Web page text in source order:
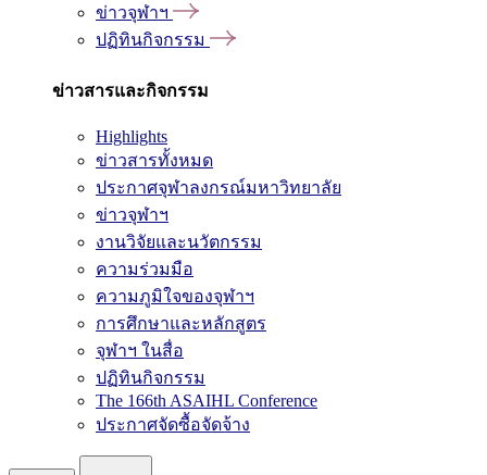
ข่าวจุฬาฯ
ปฏิทินกิจกรรม
ข่าวสารและกิจกรรม
Highlights
ข่าวสารทั้งหมด
ประกาศจุฬาลงกรณ์มหาวิทยาลัย
ข่าวจุฬาฯ
งานวิจัยและนวัตกรรม
ความร่วมมือ
ความภูมิใจของจุฬาฯ
การศึกษาและหลักสูตร
จุฬาฯ ในสื่อ
ปฏิทินกิจกรรม
The 166th ASAIHL Conference
ประกาศจัดซื้อจัดจ้าง